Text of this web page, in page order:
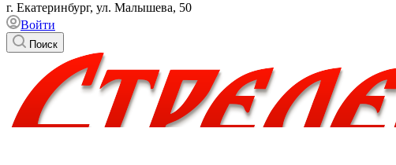
г. Екатеринбург, ул. Малышева, 50
Войти
Поиск